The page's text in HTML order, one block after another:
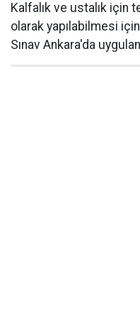
Kalfalık ve ustalık için
olarak yapılabilmesi
Sınav Ankara'da